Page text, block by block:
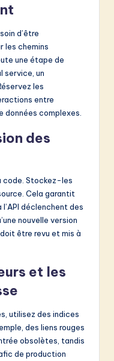
d’être
les chemins
une étape de
service, un
les
entre
complexes.
des
code. Stockez-les
Cela garantit
déclenchent des
nouvelle version
être revu et mis à
et les
utilisez des indices
des liens rouges
obsolètes, tandis
de production